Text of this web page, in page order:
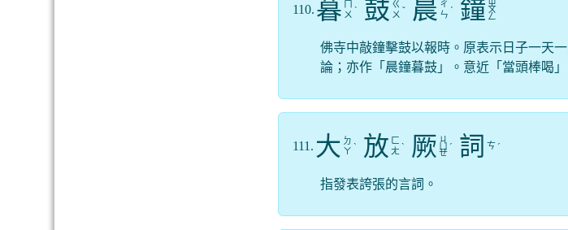
110. 暮 ㄇ
ㄨ ˋ 鼓 ㄍ
ㄨ ˇ 晨 ㄔ
ㄣ ˊ 鐘 ㄓ
ㄨ
ㄥ
佛寺中敲鐘擊鼓以報時。原表示日子一天
論；亦作「晨鐘暮鼓」。意近「當頭棒喝」
111. 大 ㄉ
ㄚ ˋ 放 ㄈ
ㄤ ˋ 厥 ㄐ
ㄩ
ㄝ
ˊ 詞 ㄘ ˊ
指發表誇張的言詞。